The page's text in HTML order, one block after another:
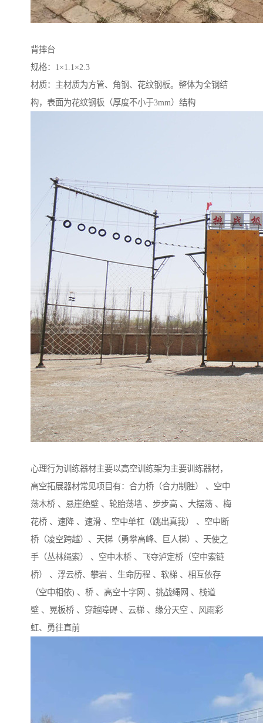
背摔台
规格：1×1.1×2.3
材质：主材质为方管、角钢、花纹钢板。整体为全钢结
构，表面为花纹钢板（厚度不小于3mm）结构
心理行为训练器材主要以高空训练架为主要训练器材，
高空拓展器材常见项目有：合力桥（合力制胜） 、空中
荡木桥 、悬崖绝壁 、轮胎荡墙 、步步高 、大摆荡 、梅
花桥 、速降 、速滑 、空中单杠（跳出真我） 、空中断
桥（凌空跨越）、天梯（勇攀高峰、巨人梯）、天使之
手（丛林绳索） 、空中木桥 、飞夺泸定桥（空中索链
桥） 、浮云桥、攀岩 、生命历程 、软梯 、相互依存
（空中相依) 、桥 、高空十字网 、挑战绳网 、栈道
壁 、晃板桥 、穿越障碍 、云梯 、缘分天空 、风雨彩
虹、勇往直前